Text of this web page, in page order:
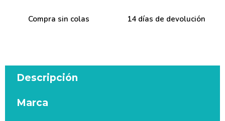
Compra sin colas 14 días de devolución
Descripción
Marca